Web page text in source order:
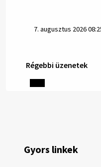
7. augusztus 2026
Helyi
1/ AZ IVÓVÍZ NEM
Régebbi üzenetek
Gyors linkek